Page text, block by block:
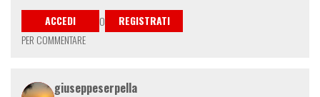
ACCEDI O
REGISTRATI
PER COMMENTARE
giuseppeserpella